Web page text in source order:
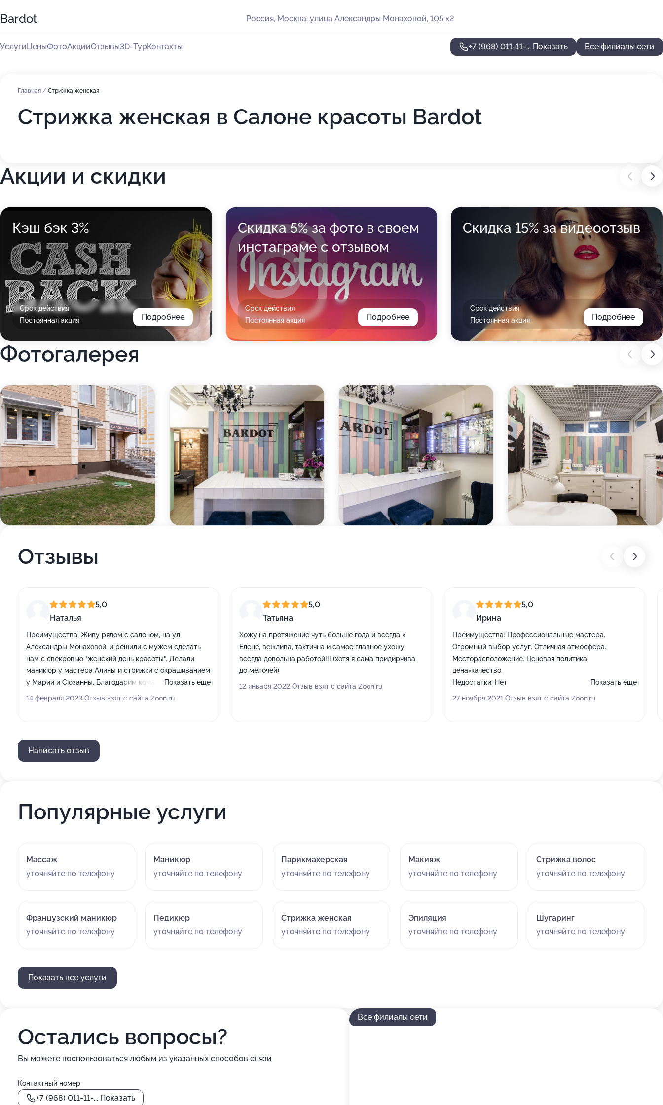
Bardot Россия, Москва, улица Александры Монаховой, 105 к2
УслугиЦеныФотоАкцииОтзывы3D-ТурКонтакты +7 (968) 011-11-... Показать Все филиалы сети
Главная / Стрижка женская
Стрижка женская в Салоне красоты Bardot
Акции и скидки
Кэш бэк 3%
Срок действия
Постоянная акция
Подробнее
Скидка 5% за фото в своем
инстаграме с отзывом
Срок действия
Постоянная акция
Подробнее
Скидка 15% за видеоотзыв
Срок действия
Постоянная акция
Подробнее
Фотогалерея
Отзывы
5,0
Наталья
Преимущества: Живу рядом с салоном, на ул.
Александры Монаховой, и решили с мужем сделать
нам с свекровью "женский день красоты". Делали
маникюр у мастера Алины и стрижки с окрашиванием
у Марии и Сюзанны. Благодарим команду салона
Дива за приятнейшую субботу и полученное
Недостатки:не нашли
Показать ещё
14 февраля 2023 Отзыв взят с сайта Zoon.ru
5,0
Татьяна
Хожу на протяжение чуть больше года и всегда к
Елене, вежлива, тактична и самое главное ухожу
всегда довольна работой!!! (хотя я сама придирчива
до мелочей)
12 января 2022 Отзыв взят с сайта Zoon.ru
5,0
Ирина
Преимущества: Профессиональные мастера.
Огромный выбор услуг. Отличная атмосфера.
Месторасположение. Ценовая политика
цена=качество.
Недостатки: Нет
Комментарий:Большое спасибо мастеру Ольге
Показать ещё
27 ноября 2021 Отзыв взят с сайта Zoon.ru
Написать отзыв
Популярные услуги
Массаж
уточняйте по телефону
Маникюр
уточняйте по телефону
Парикмахерская
уточняйте по телефону
Макияж
уточняйте по телефону
Стрижка волос
уточняйте по телефону
Французский маникюр
уточняйте по телефону
Педикюр
уточняйте по телефону
Стрижка женская
уточняйте по телефону
Эпиляция
уточняйте по телефону
Шугаринг
уточняйте по телефону
Показать все услуги
Остались вопросы?
Вы можете воспользоваться любым из указанных способов связи
Контактный номер
+7 (968) 011-11-... Показать
Все филиалы сети